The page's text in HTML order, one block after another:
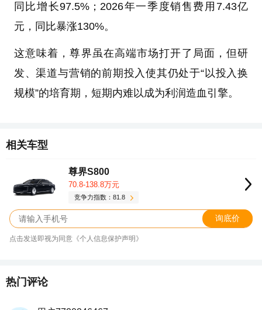
同比增长97.5%；2026年一季度销售费用7.43亿
元，同比暴涨130%。
这意味着，尊界虽在高端市场打开了局面，但研
发、渠道与营销的前期投入使其仍处于“以投入换
规模”的培育期，短期内难以成为利润造血引擎。
相关车型
尊界S800
70.8-138.8万元
竞争力指数：81.8
询底价
点击发送即视为同意《个人信息保护声明》
热门评论